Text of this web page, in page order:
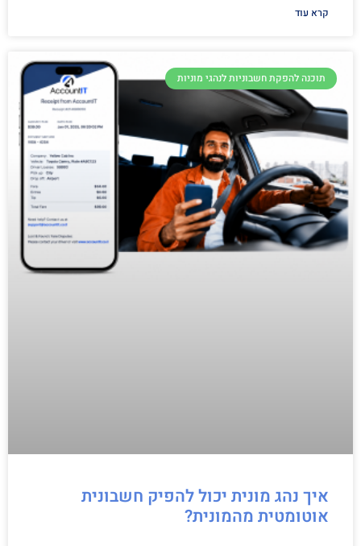
קרא עוד
תוכנה להפקת חשבוניות לנהגי מוניות
איך נהג מונית יכול להפיק חשבונית
אוטומטית מהמונית?